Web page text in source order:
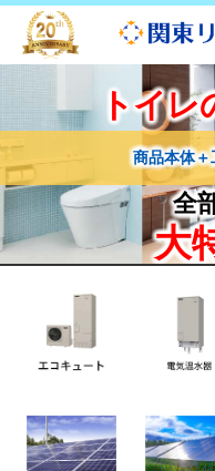
トイ
商品本体
全
大